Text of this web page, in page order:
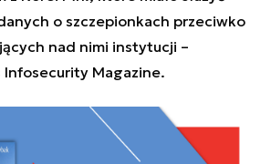
o szczepionkach przeciwko
nad nimi instytucji –
Infosecurity Magazine.